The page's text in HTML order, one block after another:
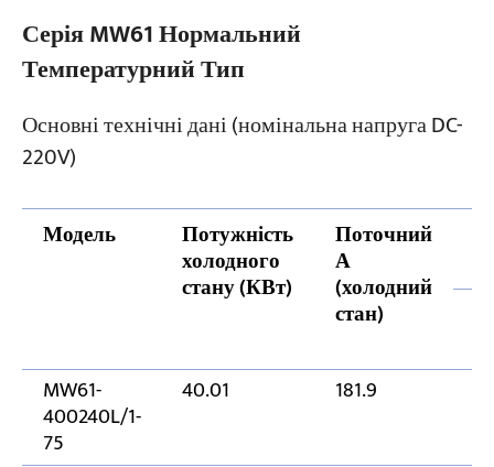
Серія MW61 Нормальний
Температурний Тип
Основні технічні дані (номінальна напруга DC-
220V)
Модель Потужність
холодного
стану (КВт)
Поточний
А
(холодний
стан)
MW61-
400240L/1-
75
40.01 181.9